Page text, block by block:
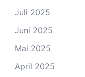
Juli 2025
Juni 2025
Mai 2025
April 2025